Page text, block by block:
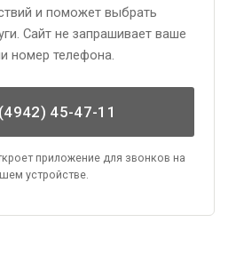
и поможет выбрать
Сайт не запрашивает ваше
номер телефона.
45-47-11
приложение для звонков на
устройстве.